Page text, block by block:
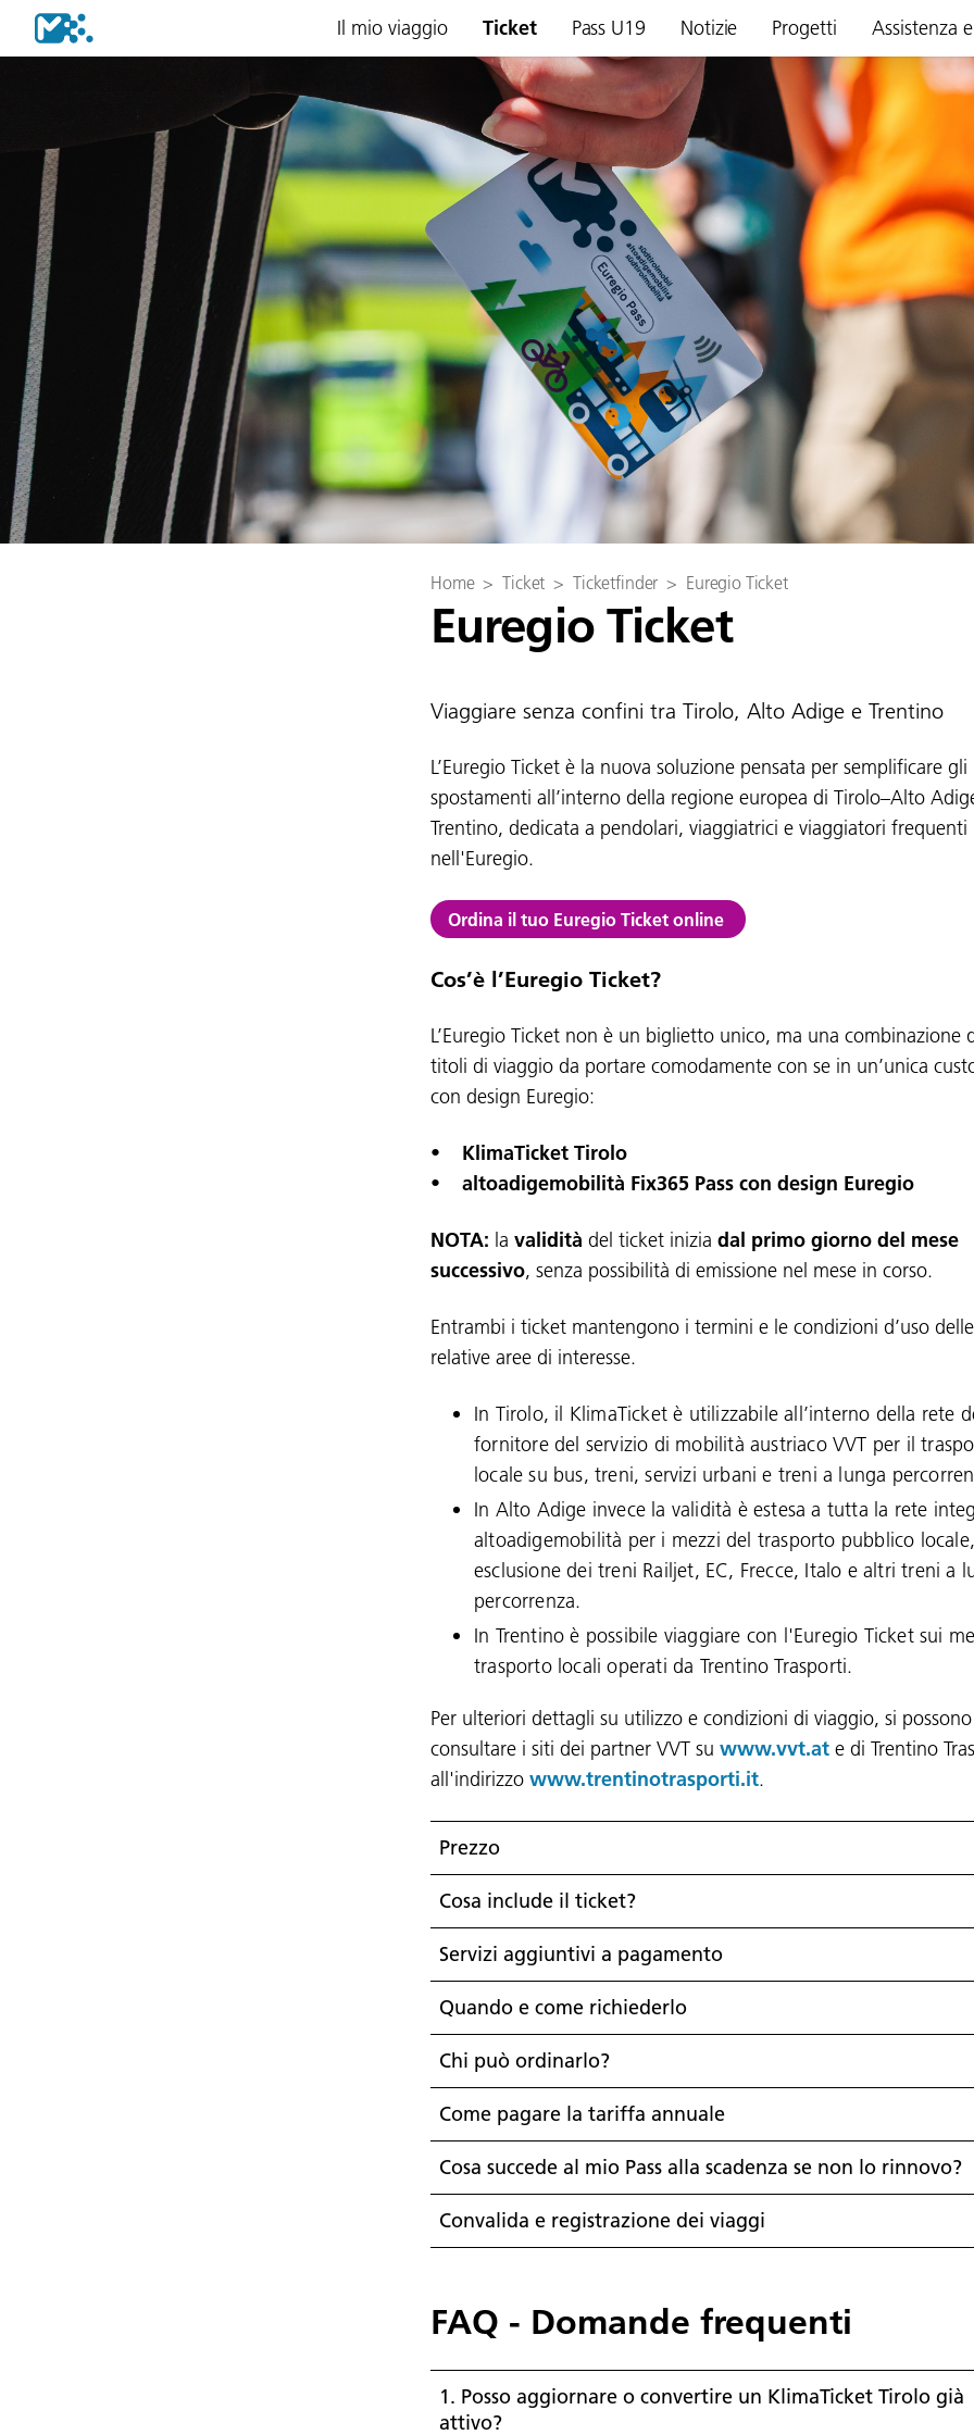
Il mio viaggio Ticket Pass U19 Notizie Progetti Assistenza
Home > Ticket > Ticketfinder > Euregio Ticket
Euregio Ticket
Viaggiare senza confini tra Tirolo, Alto Adige e Trentino
L’Euregio Ticket è la nuova soluzione pensata per semplificare gli
spostamenti all’interno della regione europea di Tirolo–Alto
Trentino, dedicata a pendolari, viaggiatrici e viaggiatori frequenti
nell'Euregio.
Ordina il tuo Euregio Ticket online
Cos’è l’Euregio Ticket?
L’Euregio Ticket non è un biglietto unico, ma una combinazione
titoli di viaggio da portare comodamente con se in un’unica
con design Euregio:
•
KlimaTicket Tirolo
• altoadigemobilità Fix365 Pass con design Euregio
NOTA: la validità del ticket inizia dal primo giorno del mese
successivo, senza possibilità di emissione nel mese in corso.
Entrambi i ticket mantengono i termini e le condizioni d’uso delle
relative aree di interesse.
In Tirolo, il KlimaTicket è utilizzabile all’interno della rete
fornitore del servizio di mobilità austriaco VVT per il
locale su bus, treni, servizi urbani e treni a lunga
In Alto Adige invece la validità è estesa a tutta la rete
altoadigemobilità per i mezzi del trasporto pubblico
esclusione dei treni Railjet, EC, Frecce, Italo e altri treni a
percorrenza.
In Trentino è possibile viaggiare con l'Euregio Ticket sui
trasporto locali operati da Trentino Trasporti.
Per ulteriori dettagli su utilizzo e condizioni di viaggio, si possono
consultare i siti dei partner VVT su www.vvt.at e di Trentino
all'indirizzo www.trentinotrasporti.it.
Prezzo
Cosa include il ticket?
Servizi aggiuntivi a pagamento
Quando e come richiederlo
Chi può ordinarlo?
Come pagare la tariffa annuale
Cosa succede al mio Pass alla scadenza se non lo rinnovo?
Convalida e registrazione dei viaggi
FAQ - Domande frequenti
1. Posso aggiornare o convertire un KlimaTicket Tirolo già
attivo?